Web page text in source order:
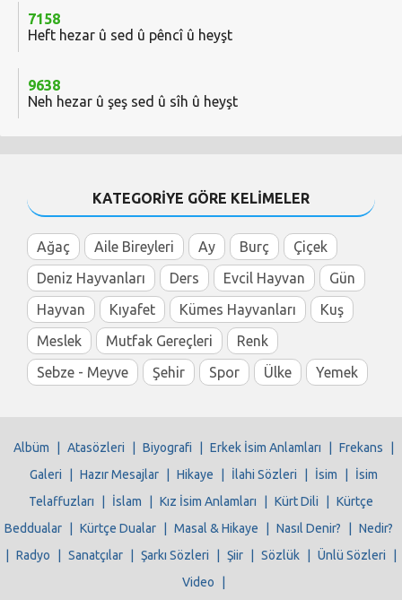
7158
Heft hezar û sed û pêncî û heyşt
9638
Neh hezar û şeş sed û sîh û heyşt
KATEGORİYE GÖRE KELİMELER
Ağaç Aile Bireyleri Ay Burç
Çiçek
Deniz Hayvanları
Ders Evcil Hayvan
Gün
Hayvan
Kıyafet Kümes Hayvanları
Kuş
Meslek
Mutfak Gereçleri
Renk
Sebze - Meyve
Şehir Spor Ülke Yemek
Albüm Atasözleri Biyografi Erkek İsim Anlamları Frekans
Galeri
Hazır Mesajlar Hikaye İlahi Sözleri İsim
İsim
Telaffuzları
İslam Kız İsim Anlamları Kürt Dili
Kürtçe
Beddualar
Kürtçe Dualar Masal & Hikaye Nasıl Denir?
Nedir?
Radyo Sanatçılar Şarkı Sözleri Şiir Sözlük Ünlü Sözleri
Video